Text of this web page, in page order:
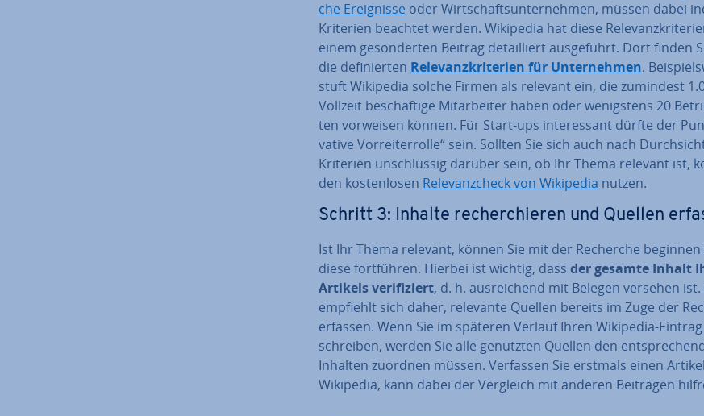
che Er­eig­nis­se oder Wirt­schafts­un­ter­neh­men, müssen dabei
Kriterien beachtet werden. Wikipedia hat diese
einem ge­son­der­ten Beitrag de­tail­liert aus­ge­führt. Dort finden
die de­fi­nier­ten Re­le­vanz­kri­te­ri­en für Un­ter­neh­men.
stuft Wikipedia solche Firmen als relevant ein, die zumindest
Vollzeit be­schäf­ti­ge Mit­ar­bei­ter haben oder we­nigs­tens 20
ten vorweisen können. Für Start-ups in­ter­es­sant dürfte der
va­ti­ve Vor­rei­ter­rol­le“ sein. Sollten Sie sich auch nach
Kriterien un­schlüs­sig darüber sein, ob Ihr Thema relevant ist,
den kos­ten­lo­sen Re­le­vanz­check von Wikipedia nutzen.
Schritt 3: Inhalte re­cher­chie­ren und Quellen
Ist Ihr Thema relevant, können Sie mit der Recherche beginnen
diese fort­füh­ren. Hierbei ist wichtig, dass der gesamte Inhalt
Artikels ve­ri­fi­ziert, d. h. aus­rei­chend mit Belegen versehen ist.
empfiehlt sich daher, relevante Quellen bereits im Zuge der
erfassen. Wenn Sie im späteren Verlauf Ihren Wikipedia-Eintrag
schreiben, werden Sie alle genutzten Quellen den
Inhalten zuordnen müssen. Verfassen Sie erstmals einen
Wikipedia, kann dabei der Vergleich mit anderen Beiträgen